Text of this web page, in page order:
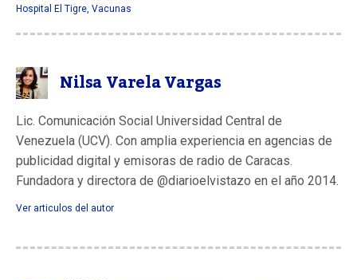
Hospital El Tigre Vacunas
Nilsa Varela Vargas
Lic. Comunicación Social Universidad Central de
Venezuela (UCV). Con amplia experiencia en agencias de
publicidad digital y emisoras de radio de Caracas.
Fundadora y directora de @diarioelvistazo en el año 2014.
Ver articulos del autor